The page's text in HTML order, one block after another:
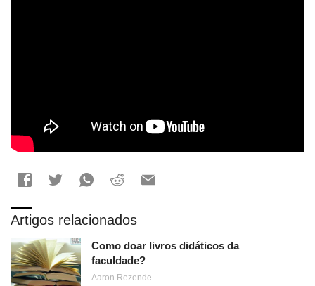
Artigos relacionados
Como doar livros didáticos da
faculdade?
Aaron Rezende